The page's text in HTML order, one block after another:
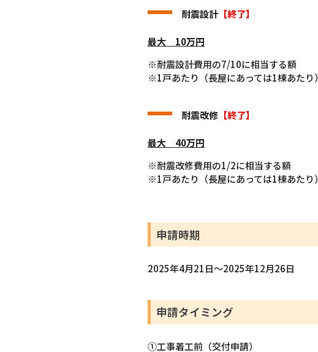
耐震設計【終了】
最大 10万円
※耐震設計費用の7/10に相当する額
※1戸あたり（長屋にあっては1棟あたり）
耐震改修 【終了】
最大 40万円
※耐震改修費用の1/2に相当する額
※1戸あたり（長屋にあっては1棟あたり）
申請時期
2025年4月21日～2025年12月26日
申請タイミング
①工事着工前（交付申請）